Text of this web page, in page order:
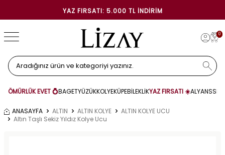
YAZ FIRSATI: 5.000 TL İNDIRIM
0
ÖMÜRLÜK EVET 💍BAGETYÜZÜKKOLYEKÜPEBİLEKLİKYAZ FIRSATI ☀️ALYANS
ANASAYFA ALTIN ALTIN KOLYE
ALTIN KOLYE UCU
Altın Taşlı Sekiz Yıldız Kolye Ucu